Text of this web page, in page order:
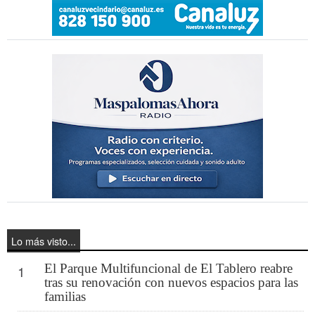
Lo más visto...
1
El Parque Multifuncional de El Tablero reabre
tras su renovación con nuevos espacios para las
familias